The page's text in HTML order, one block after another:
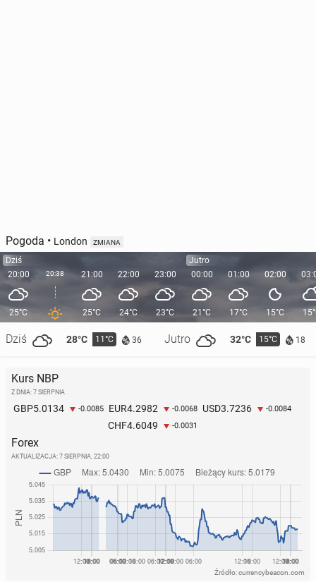
Pogoda • London ZMIANA
Dziś
20:00
25°C
Dziś 28°C 11°C 36 Jutro 32°C 15°C 18
20:38 21:00
25°C
22:00
24°C
23:00
23°C
Jutro
00:00
21°C
01:00
17°C
02:00
15°C
Kurs NBP
Z DNIA: 7 SIERPNIA
GBP5.0134 -0.0085 EUR4.2982 -0.0068 USD3.7236 -0.0084
CHF4.6049 -0.0031
Forex
AKTUALIZACJA: 7 SIERPNIA, 22:00
Źródło: currencybeacon.com